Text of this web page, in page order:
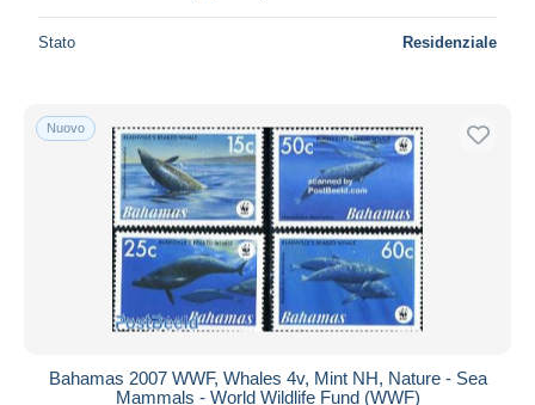
Stato Residenziale
Nuovo
Bahamas 2007 WWF, Whales 4v, Mint NH, Nature - Sea
Mammals - World Wildlife Fund (WWF)